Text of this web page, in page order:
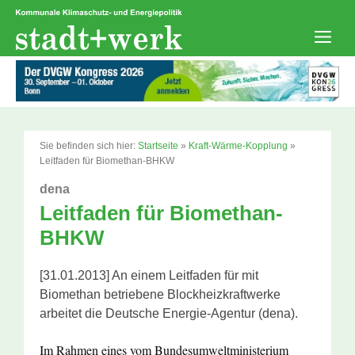
Zum
springen
Sie befinden sich hier: Startseite » Kraft-Wärme-Kopplung »
Leitfaden für Biomethan-BHKW
dena
Leitfaden für Biomethan-
BHKW
[31.01.2013] An einem Leitfaden für mit
Biomethan betriebene Blockheizkraftwerke
arbeitet die Deutsche Energie-Agentur (dena).
Im Rahmen eines vom Bundesumweltministerium